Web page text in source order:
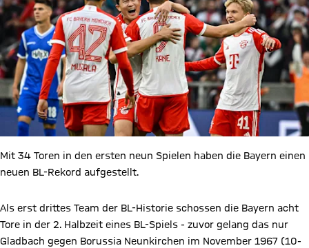
Mit 34 Toren in den ersten neun Spielen haben die Bayern einen
neuen BL-Rekord aufgestellt.
Als erst drittes Team der BL-Historie schossen die Bayern acht
Tore in der 2. Halbzeit eines BL-Spiels - zuvor gelang das nur
Gladbach gegen Borussia Neunkirchen im November 1967 (10-